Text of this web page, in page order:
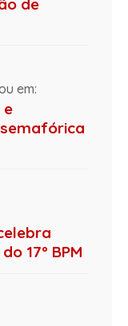
em:
e
17º BPM